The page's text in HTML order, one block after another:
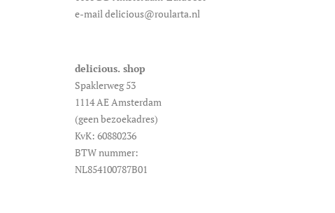
e-mail delicious@roularta.nl
delicious. shop
Spaklerweg 53
1114 AE Amsterdam
(geen bezoekadres)
KvK: 60880236
BTW nummer:
NL854100787B01